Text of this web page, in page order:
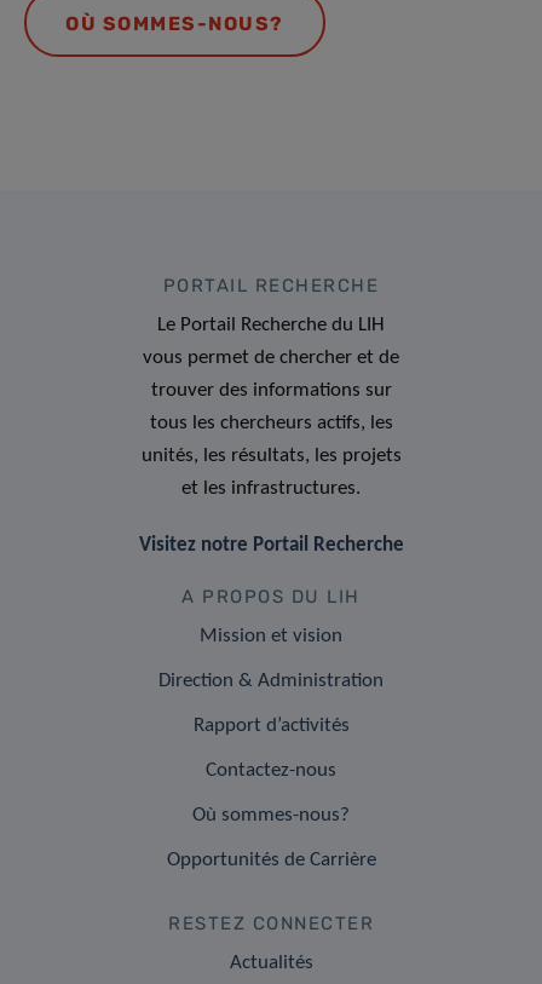
OÙ SOMMES-NOUS?
PORTAIL RECHERCHE
Le Portail Recherche du LIH
vous permet de chercher et de
trouver des informations sur
tous les chercheurs actifs, les
unités, les résultats, les projets
et les infrastructures.
Visitez notre Portail Recherche
A PROPOS DU LIH
Mission et vision
Direction & Administration
Rapport d’activités
Contactez-nous
Où sommes-nous?
Opportunités de Carrière
RESTEZ CONNECTER
Actualités